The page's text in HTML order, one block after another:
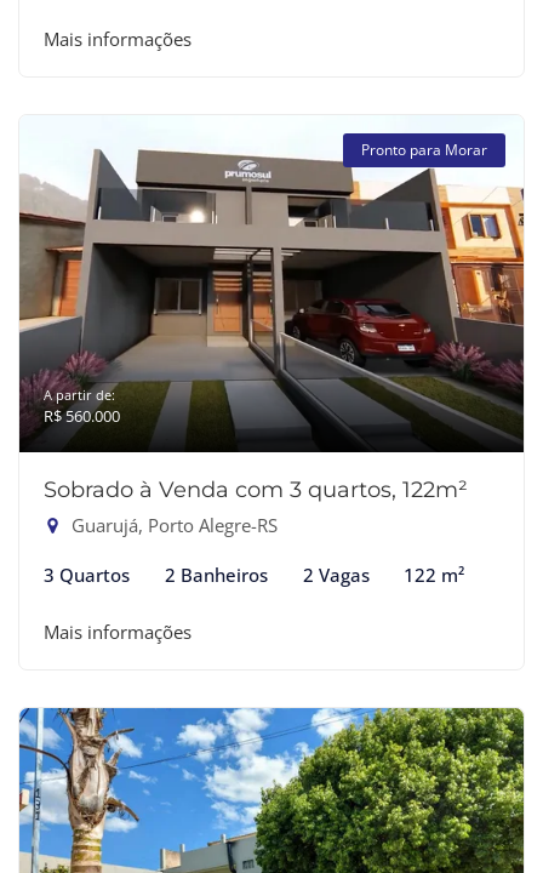
Mais informações
Pronto para Morar
A partir de:
R$ 560.000
Sobrado à Venda com 3 quartos, 122m²
Guarujá, Porto Alegre-RS
3 Quartos 2 Banheiros 2 Vagas 122 m²
Mais informações